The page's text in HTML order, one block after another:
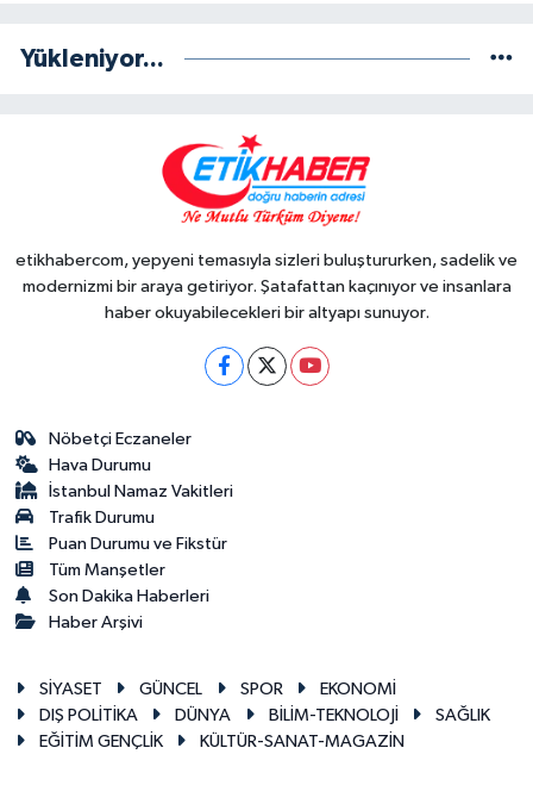
Yükleniyor...
etikhabercom, yepyeni temasıyla sizleri buluştururken, sadelik ve
modernizmi bir araya getiriyor. Şatafattan kaçınıyor ve insanlara
haber okuyabilecekleri bir altyapı sunuyor.
Nöbetçi Eczaneler
Hava Durumu
İstanbul Namaz Vakitleri
Trafik Durumu
Puan Durumu ve Fikstür
Tüm Manşetler
Son Dakika Haberleri
Haber Arşivi
SİYASET GÜNCEL SPOR
EKONOMİ
DIŞ POLİTİKA
DÜNYA BİLİM-TEKNOLOJİ
SAĞLIK
EĞİTİM GENÇLİK
KÜLTÜR-SANAT-MAGAZİN